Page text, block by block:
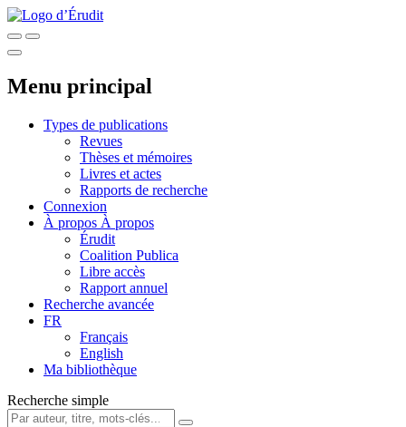
Menu principal
Types de publications
Revues
Thèses et mémoires
Livres et actes
Rapports de recherche
Connexion
À propos À propos
Érudit
Coalition Publica
Libre accès
Rapport annuel
Recherche avancée
FR
Français
English
Ma bibliothèque
Recherche simple